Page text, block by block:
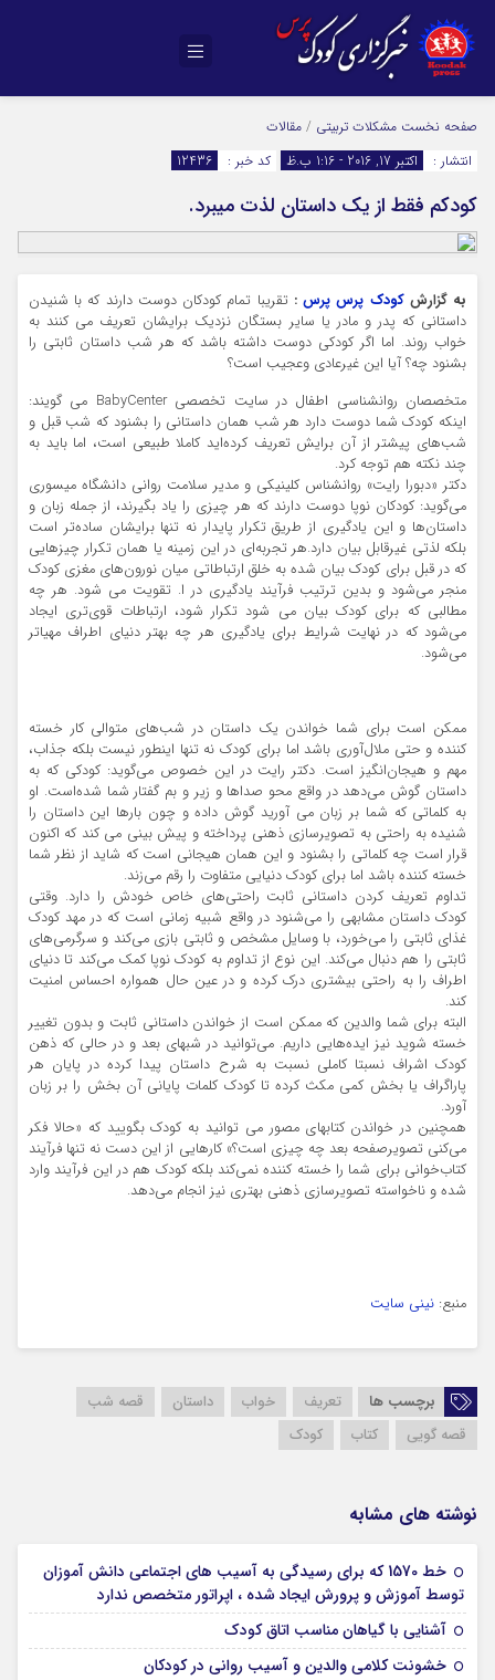
صفحه نخست مشکلات تربیتی / مقالات
انتشار :
اکتبر 17, 2016 - 1:16 ب.ظ کد خبر : 12436
کودکم فقط از یک داستان لذت میبرد.
به گزارش کودک پرس پرس: تقریبا تمام کودکان دوست دارند که با شنیدن
داستانی که پدر و مادر یا سایر بستگان نزدیک برایشان تعریف می کنند به
خواب روند. اما اگر کودکی دوست داشته باشد که هر شب داستان ثابتی را
بشنود چه؟ آیا این غیرعادی وعجیب است؟
متخصصان روانشناسی اطفال در سایت تخصصی BabyCenter می گویند:
اینکه کودک شما دوست دارد هر شب همان داستانی را بشنود که شب قبل و
شب‌های پیشتر از آن برایش تعریف کرده‌اید کاملا طبیعی است، اما باید به
چند نکته هم توجه کرد.
دکتر «دبورا رایت» روانشناس کلینیکی و مدیر سلامت روانی دانشگاه میسوری
می‌گوید: کودکان نوپا دوست دارند که هر چیزی را یاد بگیرند، از جمله زبان و
داستان‌ها و این یادگیری از طریق تکرار پایدار نه تنها برایشان ساده‌تر است
بلکه لذتی غیرقابل بیان دارد.هر تجربه‌ای در این زمینه یا همان تکرار چیزهایی
که در قبل برای کودک بیان شده به خلق ارتباطاتی میان نورون‌های مغزی کودک
منجر می‌شود و بدین ترتیب فرآیند یادگیری در ا. تقویت می شود. هر چه
مطالبی که برای کودک بیان می شود تکرار شود، ارتباطات قوی‌تری ایجاد
می‌شود که در نهایت شرایط برای یادگیری هر چه بهتر دنیای اطراف مهیاتر
می‌شود.
ممکن است برای شما خواندن یک داستان در شب‌های متوالی کار خسته
کننده و حتی ملال‌آوری باشد اما برای کودک نه تنها اینطور نیست بلکه جذاب،
مهم و هیجان‌انگیز است. دکتر رایت در این خصوص می‌گوید: کودکی که به
داستان گوش می‌دهد در واقع محو صداها و زیر و بم گفتار شما شده‌است. او
به کلماتی که شما بر زبان می آورید گوش داده و چون بارها این داستان را
شنیده به راحتی به تصویرسازی ذهنی پرداخته و پیش بینی می کند که اکنون
قرار است چه کلماتی را بشنود و این همان هیجانی است که شاید از نظر شما
خسته کننده باشد اما برای کودک دنیایی متفاوت را رقم می‌زند.
تداوم تعریف کردن داستانی ثابت راحتی‌های خاص خودش را دارد. وقتی
کودک داستان مشابهی را می‌شنود در واقع شبیه زمانی است که در مهد کودک
غذای ثابتی را می‌خورد، با وسایل مشخص و ثابتی بازی می‌کند و سرگرمی‌های
ثابتی را هم دنبال می‌کند. این نوع از تداوم به کودک نوپا کمک می‌کند تا دنیای
اطراف را به راحتی بیشتری درک کرده و در عین حال همواره احساس امنیت
کند.
البته برای شما والدین که ممکن است از خواندن داستانی ثابت و بدون تغییر
خسته شوید نیز ایده‌هایی داریم. می‌توانید در شبهای بعد و در حالی که ذهن
کودک اشراف نسبتا کاملی نسبت به شرح داستان پیدا کرده در پایان هر
پاراگراف یا بخش کمی مکث کرده تا کودک کلمات پایانی آن بخش را بر زبان
آورد.
همچنین در خواندن کتابهای مصور می توانید به کودک بگویید که «حالا فکر
می‌کنی تصویرصفحه بعد چه چیزی است؟» کارهایی از این دست نه تنها فرآیند
کتاب‌خوانی برای شما را خسته کننده نمی‌کند بلکه کودک هم در این فرآیند وارد
شده و ناخواسته تصویرسازی ذهنی بهتری نیز انجام می‌دهد.
منبع: نینی سایت
برچسب ها تعریف خواب داستان
قصه شب
قصه گویی
کتاب کودک
نوشته های مشابه
خط 1570 که برای رسیدگی به آسیب های اجتماعی دانش آموزان
توسط آموزش و پرورش ایجاد شده ، اپراتور متخصص ندارد
آشنایی با گیاهان مناسب اتاق کودک
خشونت کلامی والدین و آسیب روانی در کودکان